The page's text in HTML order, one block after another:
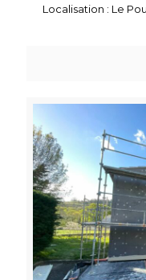
Localisation : Le